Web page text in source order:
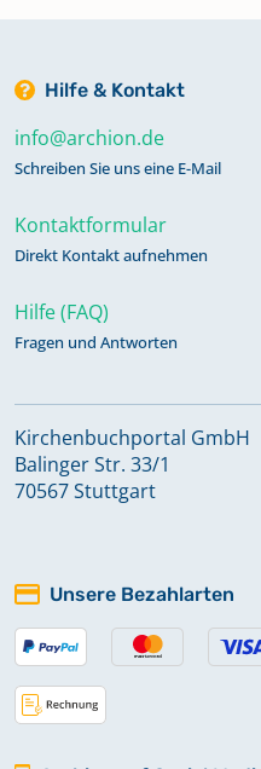
Hilfe & Kontakt
info@archion.de
Schreiben Sie uns eine E-Mail
Kontaktformular
Direkt Kontakt aufnehmen
Hilfe (FAQ)
Fragen und Antworten
Kirchenbuchportal GmbH
Balinger Str. 33/1
70567 Stuttgart
Unsere Bezahlarten